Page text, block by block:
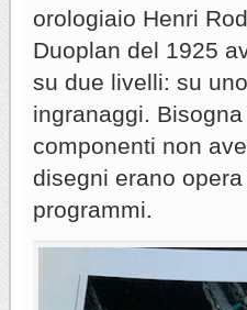
orologiaio Henri
Duoplan del 1925
su due livelli: su
ingranaggi.
componenti non
disegni erano
programmi.